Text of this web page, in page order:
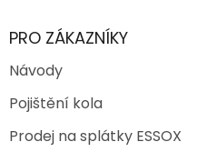
PRO ZÁKAZNÍKY
Návody
Pojištění kola
Prodej na splátky ESSOX